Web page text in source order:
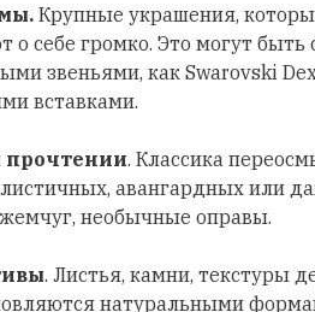
Крупные украшения,
о себе громко. Это могут быть
звеньями, как Swarovski
вставками.
прочтении. Классика
авангардных или
необычные оправы.
. Листья, камни, текстуры
натуральными